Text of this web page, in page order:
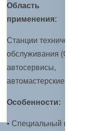
Область
применения:
Станции технического
обслуживания (СТО),
автосервисы,
автомастерские.
Особенности:
• Специальный изгиб